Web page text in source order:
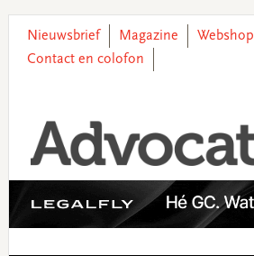
primary
main
primary
footer
Nieuwsbrief Magazine
Webshop
Contact en colofon